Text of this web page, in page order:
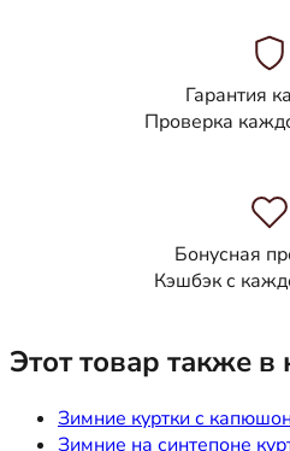
Гарантия
Проверка
Бонусная
Кэшбэк с
Этот товар также в
Зимние куртки с
Зимние на синтепоне